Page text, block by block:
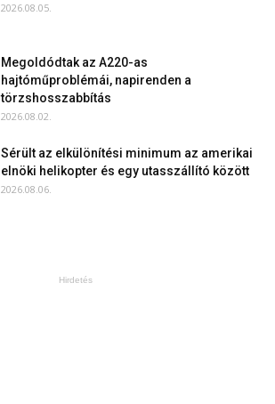
2026.08.05.
Megoldódtak az A220-as
hajtóműproblémái, napirenden a
törzshosszabbítás
2026.08.02.
Sérült az elkülönítési minimum az amerikai
elnöki helikopter és egy utasszállító között
2026.08.06.
Hirdetés